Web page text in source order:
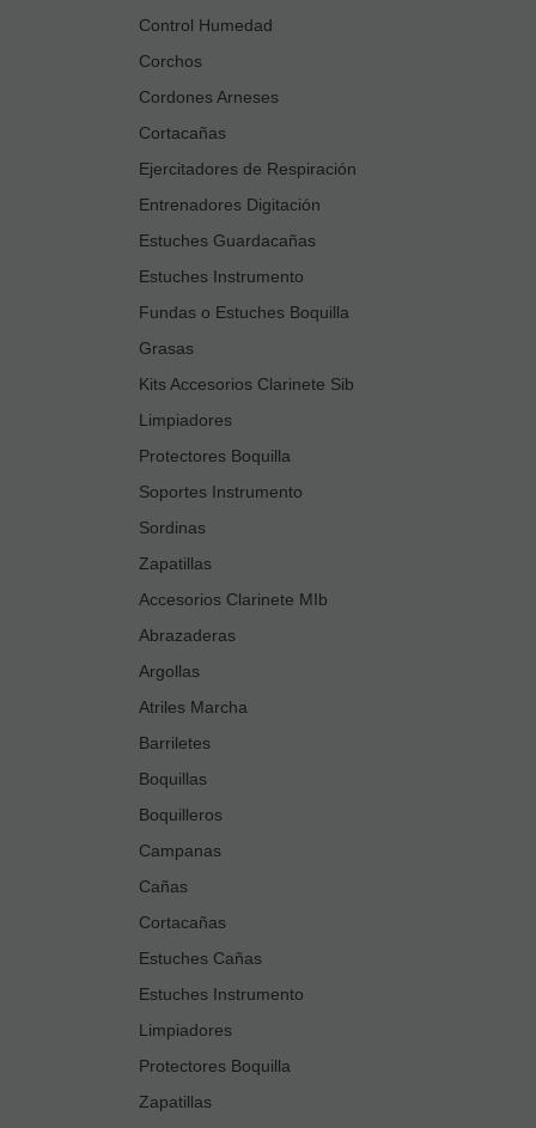
Control Humedad
Corchos
Cordones Arneses
Cortacañas
Ejercitadores de Respiración
Entrenadores Digitación
Estuches Guardacañas
Estuches Instrumento
Fundas o Estuches Boquilla
Grasas
Kits Accesorios Clarinete Sib
Limpiadores
Protectores Boquilla
Soportes Instrumento
Sordinas
Zapatillas
Accesorios Clarinete MIb
Abrazaderas
Argollas
Atriles Marcha
Barriletes
Boquillas
Boquilleros
Campanas
Cañas
Cortacañas
Estuches Cañas
Estuches Instrumento
Limpiadores
Protectores Boquilla
Zapatillas